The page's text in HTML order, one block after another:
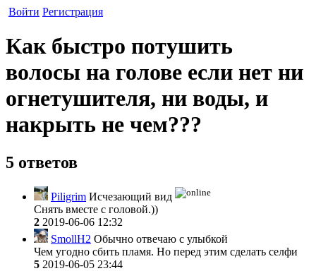
Войти Регистрация
Как быстро потушить
волосы на голове если нет ни
огнетушителя, ни воды, и
накрыть не чем???
5 ответов
Piligrim Исчезающий вид
Снять вместе с головой.))
2 2019-06-06 12:32
SmollH2 Обычно отвечаю с улыбкой
Чем угодно сбить пламя. Но перед этим сделать селфи
5 2019-06-05 23:44